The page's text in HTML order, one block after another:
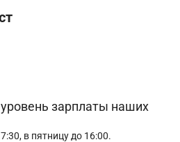
зарплаты наших
в пятницу до 16:00.